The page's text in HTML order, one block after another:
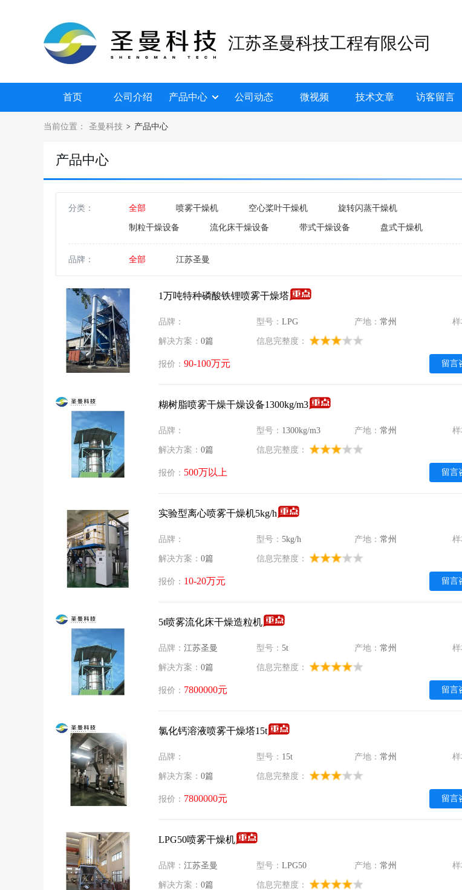
江苏圣曼科技工程有限公司
首页 公司介绍 产品中心 公司动态 微视频 技术文章 访客留言
当前位置： 圣曼科技 > 产品中心
产品中心
分类： 全部 喷雾干燥机 空心桨叶干燥机 旋转闪蒸干燥机
制粒干燥设备 流化床干燥设备 带式干燥设备 盘式干燥机
真空干燥机 离心机 沸腾干燥机 粉体焙烧炉
滚筒刮板干燥机
品牌： 全部 江苏圣曼
​1万吨特种磷酸铁锂喷雾干燥塔
品牌： 型号： LPG 产地： 常州 样
解决方案： 0篇 信息完整度：
报价： 90-100万元 留言
糊树脂喷雾干燥干燥设备1300kg/m3
品牌： 型号： 1300kg/m3 产地： 常州 样
解决方案： 0篇 信息完整度：
报价： 500万以上 留言
实验型离心喷雾干燥机5kg/h
品牌： 型号： 5kg/h 产地： 常州 样
解决方案： 0篇 信息完整度：
报价： 10-20万元 留言
5t喷雾流化床干燥造粒机
品牌： 江苏圣曼 型号： 5t 产地： 常州 样
解决方案： 0篇 信息完整度：
报价： 7800000元 留言
氯化钙溶液喷雾干燥塔15t
品牌： 型号： 15t 产地： 常州 样
解决方案： 0篇 信息完整度：
报价： 7800000元 留言
​LPG50喷雾干燥机
品牌： 江苏圣曼 型号： ​LPG50 产地： 常州 样
解决方案： 0篇 信息完整度：